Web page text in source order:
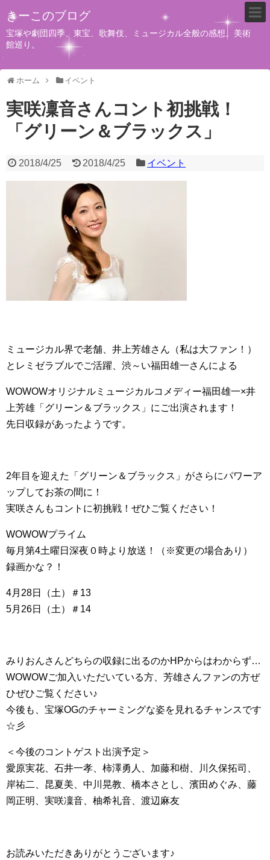
きーこのブログ
宝塚や劇団四季、東宝、歌舞伎、ミュージカル全般の感想。美術
館巡り。
ホーム イベント
実咲凜音さんコント初挑戦！
「グリーン＆ブラックス」
2018/4/25 2018/4/25 イベント
ミュージカル界で老舗、井上芳雄さん（私は大ファン！）
とレミゼラブルでご活躍、渋～い福田雄一さんによる
WOWOWオリジナルミュージカルコメディー福田雄一×井
上芳雄「グリーン＆ブラックス」にご出演されます！
先日収録があったようです。
2年目を迎えた「グリーン＆ブラックス」がさらにパワーア
ップしてお茶の間に！
実咲さんもコントに初挑戦！ぜひご覧ください！
WOWOWプライム
毎月第4土曜日深夜０時より放送！（※変更の場合あり）
録画かな？！
4月28日（土）＃13
5月26日（土）＃14
みりおんさんどちらの収録に出るのかHPからはわからず…
WOWOWご加入いただいている方、芳雄さんファンの方ぜ
ひぜひご覧ください♪
今後も、宝塚OGのチャーミングな姿を見れるチャンスです
☆彡
＜今後のコントゲスト出演予定＞
愛原実花、石井一孝、柿澤勇人、加藤和樹、川久保拓司、
岸祐二、昆夏美、中川晃教、橋本さとし、濱田めぐみ、藤
岡正明、実咲凜音、柚希礼音、渡辺麻友
お読みいただきありがとうございます♪